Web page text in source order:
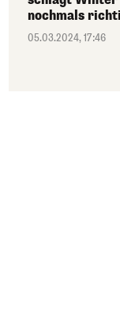
nochmals
05.03.2024, 17:46